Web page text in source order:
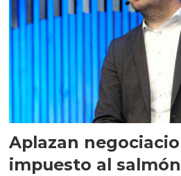
Aplazan
impuesto al